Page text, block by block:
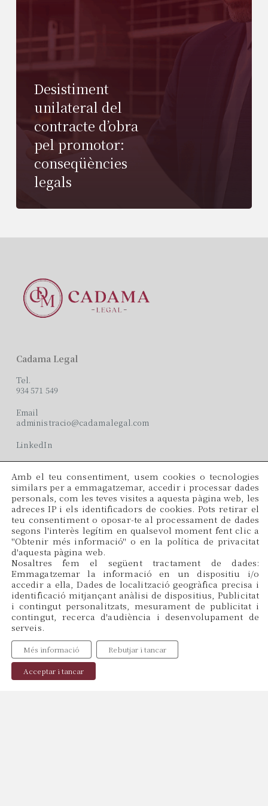
Desistiment
unilateral del
contracte d’obra
pel promotor:
conseqüències
legals
Cadama Legal
Tel.
934 571 549
Email
administracio@cadamalegal.com
LinkedIn
Oficines
C/ París, 209, 2on 2ª
08008 Barcelona
Idiomes
CAT
ES
EN
Menu
Inici
Sobre Nosaltres
Publicacions
Amb el teu consentiment, usem cookies o tecnologies
similars per a emmagatzemar, accedir i processar dades
personals, com les teves visites a aquesta pàgina web, les
adreces IP i els identificadors de cookies. Pots retirar el
teu consentiment o oposar-te al processament de dades
segons l'interès legítim en qualsevol moment fent clic a
''Obtenir més informació'' o en la política de privacitat
d'aquesta pàgina web.
Nosaltres fem el següent tractament de dades:
Emmagatzemar la informació en un dispositiu i/o
accedir a ella, Dades de localització geogràfica precisa i
identificació mitjançant anàlisi de dispositius, Publicitat
i contingut personalitzats, mesurament de publicitat i
contingut, recerca d'audiència i desenvolupament de
serveis.
Acceptar i tancar
Rebutjar i tancar
Més informació